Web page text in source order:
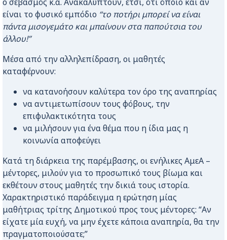
είναι το φυσικό εμπόδιο “το ποτήρι μπορεί να είναι
πάντα μισογεμάτο και μπαίνουν στα παπούτσια του
άλλου!”
Μέσα από την αλληλεπίδραση, οι μαθητές
καταφέρνουν:
να κατανοήσουν καλύτερα τον όρο της αναπηρίας
να αντιμετωπίσουν τους φόβους, την
επιφυλακτικότητα τους
να μιλήσουν για ένα θέμα που η ίδια μας η
κοινωνία αποφεύγει
Κατά τη διάρκεια της παρέμβασης, οι ενήλικες ΑμεΑ –
μέντορες, μιλούν για το προσωπικό τους βίωμα και
εκθέτουν στους μαθητές την δικιά τους ιστορία.
Χαρακτηριστικό παράδειγμα η ερώτηση μίας
μαθήτριας τρίτης Δημοτικού προς τους μέντορες: “Αν
είχατε μία ευχή, να μην έχετε κάποια αναπηρία, θα την
πραγματοποιούσατε;”